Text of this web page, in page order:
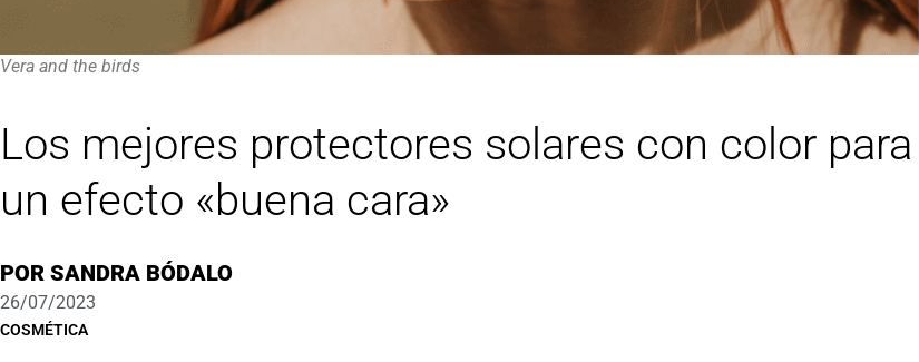
Vera and the birds
Los mejores protectores solares con color para
un efecto «buena cara»
POR SANDRA BÓDALO
26/07/2023
COSMÉTICA